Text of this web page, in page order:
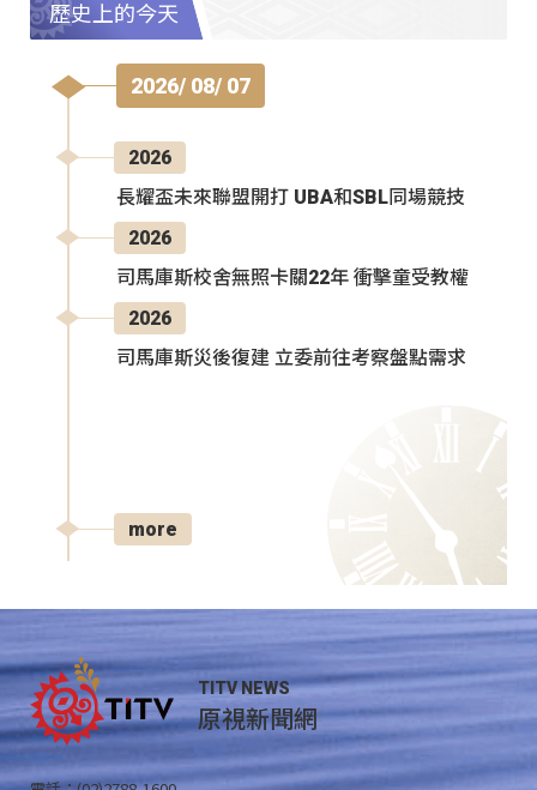
歷史上的今天
2026/ 08/ 07
2026
長耀盃未來聯盟開打 UBA和SBL同場競技
2026
司馬庫斯校舍無照卡關22年 衝擊童受教權
2026
司馬庫斯災後復建 立委前往考察盤點需求
more
TITV NEWS
原視新聞網